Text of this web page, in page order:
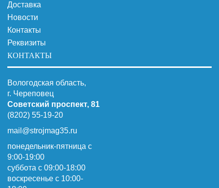
Доставка
Новости
Контакты
Реквизиты
КОНТАКТЫ
Вологодская область,
г. Череповец
Советский проспект, 81
(8202) 55-19-20
mail@strojmag35.ru
понедельник-пятница с
9:00-19:00
суббота c 09:00-18:00
воскресенье с 10:00-